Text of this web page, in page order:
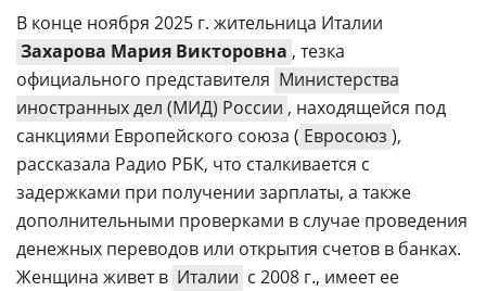
В конце ноября 2025 г. жительница Италии
Захарова Мария Викторовна , тезка
официального представителя Министерства
иностранных дел (МИД) России , находящейся под
санкциями Европейского союза ( Евросоюз ),
рассказала Радио РБК, что сталкивается с
задержками при получении зарплаты, а также
дополнительными проверками в случае проведения
денежных переводов или открытия счетов в банках.
Женщина живет в Италии с 2008 г., имеет ее